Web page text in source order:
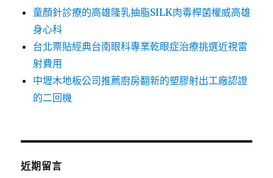
童顏針診療的高雄隆乳抽脂SILK肉毒桿菌權威高雄
身心科
台北票貼經典台南眼科專業乾眼症治療挑選近視雷
射費用
中壢木地板公司推薦廚房翻新的塑膠射出工廠認證
的二回機
近期留言